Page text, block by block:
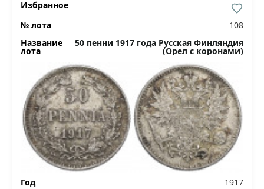
108
50 пенни 1917 года Русская Финляндия
(Орел с коронами)
1917